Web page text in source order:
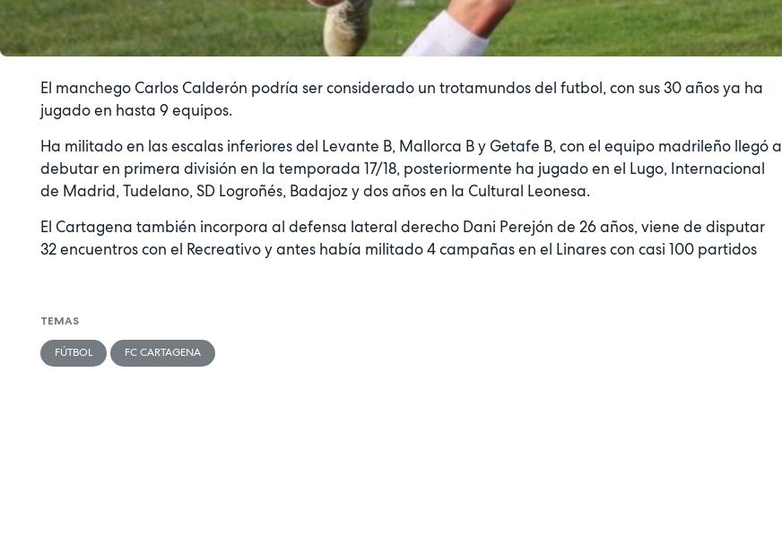
El manchego Carlos Calderón podría ser considerado un trotamundos del futbol, con sus 30 años ya ha
jugado en hasta 9 equipos.
Ha militado en las escalas inferiores del Levante B, Mallorca B y Getafe B, con el equipo madrileño llegó a
debutar en primera división en la temporada 17/18, posteriormente ha jugado en el Lugo, Internacional
de Madrid, Tudelano, SD Logroñés, Badajoz y dos años en la Cultural Leonesa.
El Cartagena también incorpora al defensa lateral derecho Dani Perejón de 26 años, viene de disputar
32 encuentros con el Recreativo y antes había militado 4 campañas en el Linares con casi 100 partidos
TEMAS
FÚTBOL FC CARTAGENA